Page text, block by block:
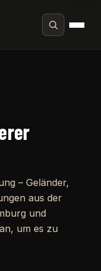
– Geländer,
aus der
und
um es zu